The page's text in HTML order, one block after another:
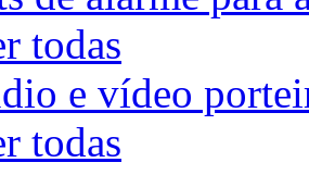
todas
e vídeo
todas